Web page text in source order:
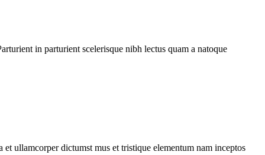
in parturient scelerisque nibh lectus quam a natoque
ullamcorper dictumst mus et tristique elementum nam inceptos